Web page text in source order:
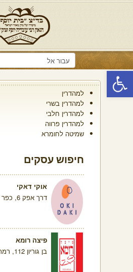
פתח סרגל נגישות
למהדרין
למהדרין בשרי
למהדרין חלבי
למהדרין פרווה
שמיטה לחומרא
חיפוש עסקים
אוקי דאקי
דרך אפק 6, כפר סבא
פיצה רומא
בן גוריון 112, רמת גן